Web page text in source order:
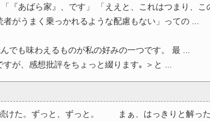
「『あばら家』、です」 「ええと、これはつまり、こ
がうまく乗っかれるような配慮もない」っての ...
でも味わえるものが私の好みの一つです。 最 ...
が、感想批評をちょっと綴ります｡ ＞と ...
。ずっと、ずっと。 まぁ、はっきりと解った